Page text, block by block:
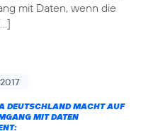
mit Daten, wenn die
DEUTSCHLAND MACHT AUF
MIT DATEN